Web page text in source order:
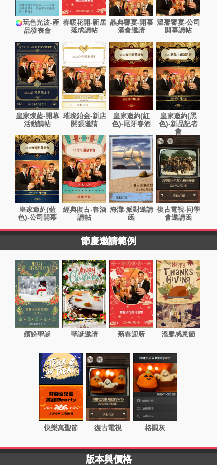
玩色光波-產
品發表會
春暖花開-新居
落成請帖
晶典響宴-開幕
酒會邀請
溫馨饗宴-公司
開幕請帖
皇家燦藍-開幕
活動請帖
璀璨鉑金-新店
開張邀請
皇家邀約(紅
色)-尾牙春酒
皇家邀約(黑
色)-新品記者
會
皇家邀約(藍
色)-公司開幕
經典復古-春酒
請帖
海灘-派對邀請
函
復古電視-同學
會邀請函
節慶邀請範例
繽紛聖誕 聖誕邀請 新春迎新 溫馨感恩節
快樂萬聖節 復古電視 格調灰
版本與價格